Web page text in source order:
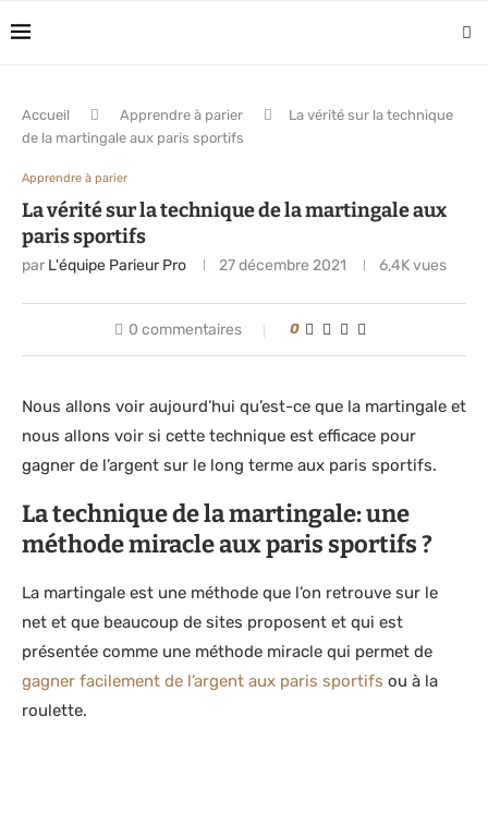
Accueil Apprendre à parier
La vérité sur la technique
de la martingale aux paris sportifs
Apprendre à parier
La vérité sur la technique de la martingale aux
paris sportifs
par L'équipe Parieur Pro 27 décembre 2021 6,4Kvues
0 commentaires 0
Nous allons voir aujourd’hui qu’est-ce que la martingale et
nous allons voir si cette technique est efficace pour
gagner de l’argent sur le long terme aux paris sportifs.
La technique de la martingale: une
méthode miracle aux paris sportifs ?
La martingale est une méthode que l’on retrouve sur le
net et que beaucoup de sites proposent et qui est
présentée comme une méthode miracle qui permet de
gagner facilement de l’argent aux paris sportifs ou à la
roulette.